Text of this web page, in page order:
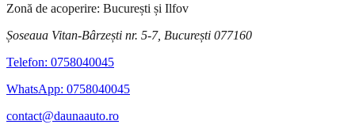
Zonă de acoperire: București și Ilfov
Șoseaua Vitan-Bârzești nr. 5-7, București 077160
Telefon: 0758040045
WhatsApp: 0758040045
contact@daunaauto.ro